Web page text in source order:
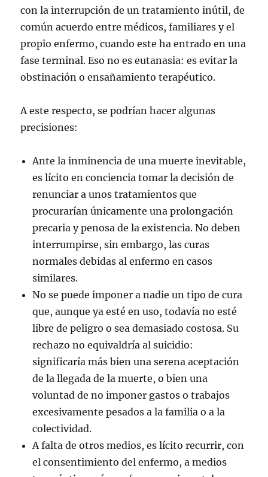
con la interrupción de un tratamiento inútil, de
común acuerdo entre médicos, familiares y el
propio enfermo, cuando este ha entrado en una
fase terminal. Eso no es eutanasia: es evitar la
obstinación o ensañamiento terapéutico.
A este respecto, se podrían hacer algunas
precisiones:
Ante la inminencia de una muerte inevitable,
es lícito en conciencia tomar la decisión de
renunciar a unos tratamientos que
procurarían únicamente una prolongación
precaria y penosa de la existencia. No deben
interrumpirse, sin embargo, las curas
normales debidas al enfermo en casos
similares.
No se puede imponer a nadie un tipo de cura
que, aunque ya esté en uso, todavía no esté
libre de peligro o sea demasiado costosa. Su
rechazo no equivaldría al suicidio:
significaría más bien una serena aceptación
de la llegada de la muerte, o bien una
voluntad de no imponer gastos o trabajos
excesivamente pesados a la familia o a la
colectividad.
A falta de otros medios, es lícito recurrir, con
el consentimiento del enfermo, a medios